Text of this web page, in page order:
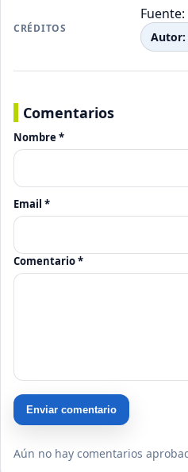
CRÉDITOS
Autor:
Comentarios
Nombre *
Email *
Comentario *
Enviar comentario
Aún no hay comentarios